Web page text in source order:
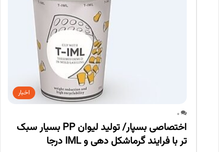
اخبار
0
اختصاصی بسپار/ تولید لیوان PP بسیار سبک
تر با فرایند گرماشکل دهی و IML درجا